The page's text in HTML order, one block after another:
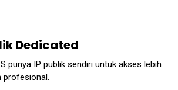
Dedicated
punya IP publik sendiri untuk akses lebih
profesional.